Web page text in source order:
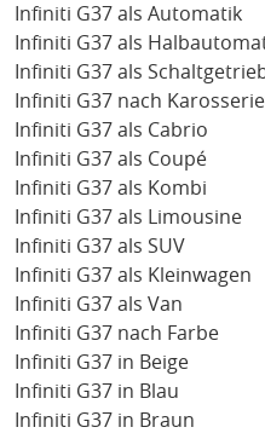
Infiniti G37 als Automatik
Infiniti G37 als
Infiniti G37 als
Infiniti G37 nach
Infiniti G37 als Cabrio
Infiniti G37 als Coupé
Infiniti G37 als Kombi
Infiniti G37 als Limousine
Infiniti G37 als SUV
Infiniti G37 als Kleinwagen
Infiniti G37 als Van
Infiniti G37 nach Farbe
Infiniti G37 in Beige
Infiniti G37 in Blau
Infiniti G37 in Braun